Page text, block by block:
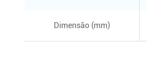
Dimensão (mm)